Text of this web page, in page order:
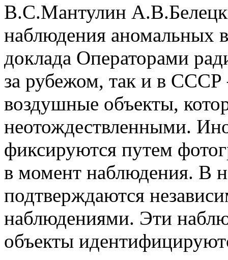
В.С.Мантулин
наблюдения аномальных
доклада Операторами
за рубежом, так и в СССР
воздушные объекты,
неотождествленными.
фиксируются путем
в момент наблюдения. В
подтверждаются
наблюдениями. Эти
объекты